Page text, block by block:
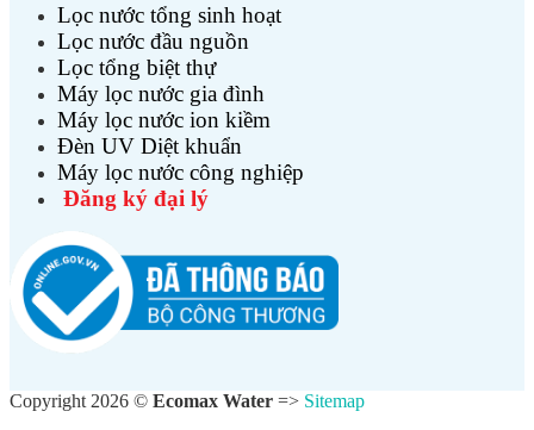
Lọc nước tổng sinh hoạt
Lọc nước đầu nguồn
Lọc tổng biệt thự
Máy lọc nước gia đình
Máy lọc nước ion kiềm
Đèn UV Diệt khuẩn
Máy lọc nước công nghiệp
Đăng ký đại lý
Copyright 2026 © Ecomax Water => Sitemap